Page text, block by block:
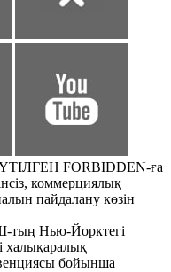
FORBIDDEN-ға
коммерциялық
пайдалану көзін
Нью-Йорктегі
халықаралық
бойынша